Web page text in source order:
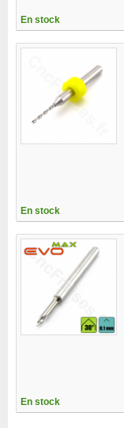
En stock
En stock
En stock